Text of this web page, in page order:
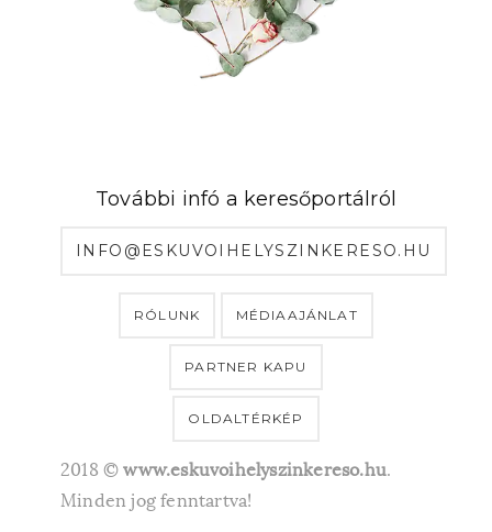
További infó a keresőportálról
INFO@ESKUVOIHELYSZINKERESO.HU
RÓLUNK MÉDIAAJÁNLAT
PARTNER KAPU
OLDALTÉRKÉP
2018 ©www.eskuvoihelyszinkereso.hu.
Minden jog fenntartva!